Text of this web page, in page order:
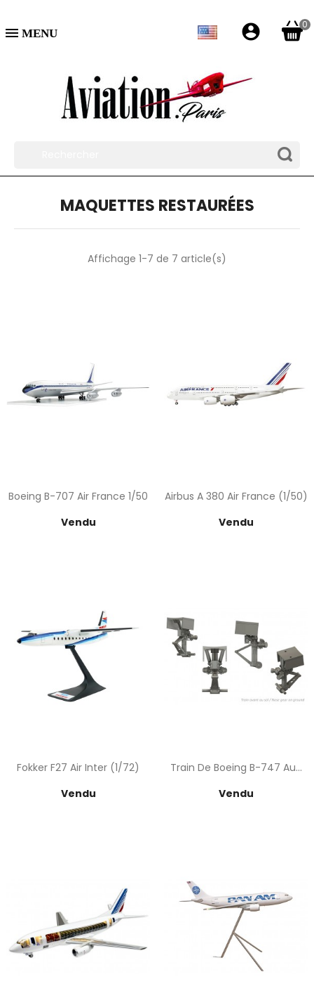

0
account_circle
MAQUETTES RESTAURÉES
Affichage 1-7 de 7 article(s)
Boeing B-707 Air France 1/50
Vendu
Airbus A 380 Air France (1/50)
Vendu
Fokker F27 Air Inter (1/72)
Vendu
Train De Boeing B-747 Au...
Vendu